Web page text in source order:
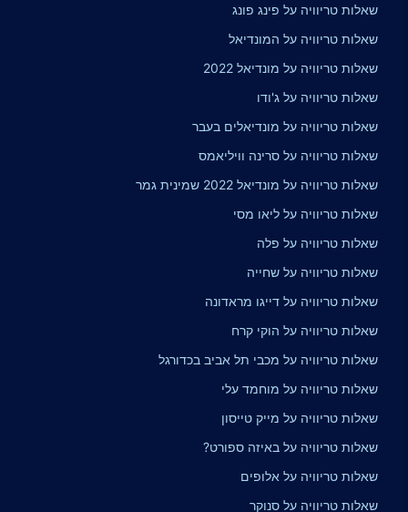
שאלות טריוויה על פינג פונג
שאלות טריוויה על המונדיאל
שאלות טריוויה על מונדיאל 2022
שאלות טריוויה על ג'ודו
שאלות טריוויה על מונדיאלים בעבר
שאלות טריוויה על סרינה וויליאמס
שאלות טריוויה על מונדיאל 2022 שמינית גמר
שאלות טריוויה על ליאו מסי
שאלות טריוויה על פלה
שאלות טריוויה על שחייה
שאלות טריוויה על דייגו מראדונה
שאלות טריוויה על הוקי קרח
שאלות טריוויה על מכבי תל אביב בכדורגל
שאלות טריוויה על מוחמד עלי
שאלות טריוויה על מייק טייסון
שאלות טריוויה על באיזה ספורט?
שאלות טריוויה על אלופים
שאלות טריוויה על סנוקר